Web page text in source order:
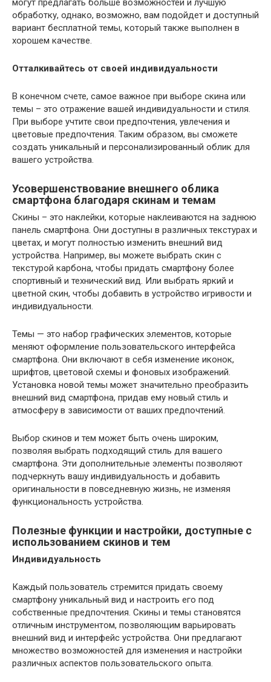
обработку, однако, возможно, вам подойдет и доступный
вариант бесплатной темы, который также выполнен в
хорошем качестве.
Отталкивайтесь от своей индивидуальности
В конечном счете, самое важное при выборе скина или
темы – это отражение вашей индивидуальности и стиля.
При выборе учтите свои предпочтения, увлечения и
цветовые предпочтения. Таким образом, вы сможете
создать уникальный и персонализированный облик для
вашего устройства.
Усовершенствование внешнего облика
смартфона благодаря скинам и темам
Скины – это наклейки, которые наклеиваются на заднюю
панель смартфона. Они доступны в различных текстурах и
цветах, и могут полностью изменить внешний вид
устройства. Например, вы можете выбрать скин с
текстурой карбона, чтобы придать смартфону более
спортивный и технический вид. Или выбрать яркий и
цветной скин, чтобы добавить в устройство игривости и
индивидуальности.
Темы — это набор графических элементов, которые
меняют оформление пользовательского интерфейса
смартфона. Они включают в себя изменение иконок,
шрифтов, цветовой схемы и фоновых изображений.
Установка новой темы может значительно преобразить
внешний вид смартфона, придав ему новый стиль и
атмосферу в зависимости от ваших предпочтений.
Выбор скинов и тем может быть очень широким,
позволяя выбрать подходящий стиль для вашего
смартфона. Эти дополнительные элементы позволяют
подчеркнуть вашу индивидуальность и добавить
оригинальности в повседневную жизнь, не изменяя
функциональность устройства.
Полезные функции и настройки, доступные с
использованием скинов и тем
Индивидуальность
Каждый пользователь стремится придать своему
смартфону уникальный вид и настроить его под
собственные предпочтения. Скины и темы становятся
отличным инструментом, позволяющим варьировать
внешний вид и интерфейс устройства. Они предлагают
множество возможностей для изменения и настройки
различных аспектов пользовательского опыта.